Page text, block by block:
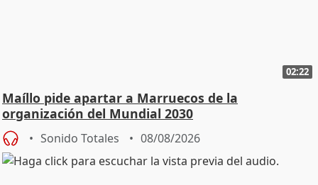
02:22
Maíllo pide apartar a Marruecos de la
organización del Mundial 2030
Sonido Totales 08/08/2026